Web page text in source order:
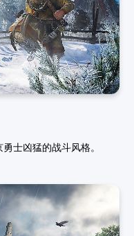
士凶猛的战斗风格。